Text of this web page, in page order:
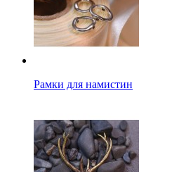
Рамки для намистин